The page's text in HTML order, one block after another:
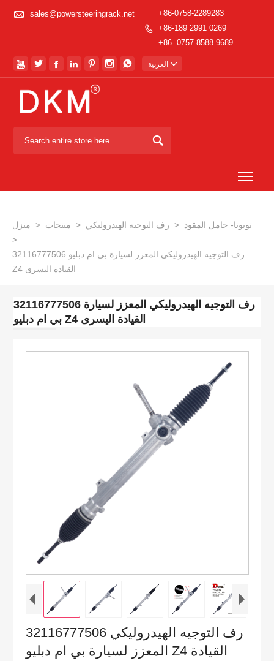
 sales@powersteeringrack.net

+86-0758-2289283
+86-189 2991 0269
+86- 0757-8588 9689
       العربية 

منزل > منتجات > رف التوجيه الهيدروليكي >
تويوتا- حامل المقود
>
32116777506 رف التوجيه الهيدروليكي المعزز لسيارة بي ام دبليو
Z4 القيادة اليسرى
32116777506 رف التوجيه الهيدروليكي المعزز لسيارة
بي ام دبليو Z4 القيادة اليسرى
32116777506 رف التوجيه الهيدروليكي
المعزز لسيارة بي ام دبليو Z4 القيادة